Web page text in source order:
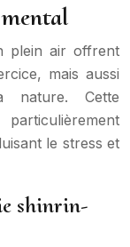
plein air offrent
mais aussi
Cette
le stress et
shinrin-